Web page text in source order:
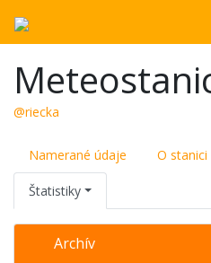
@riecka
Namerané údaje O stanici
Štatistiky
Archív